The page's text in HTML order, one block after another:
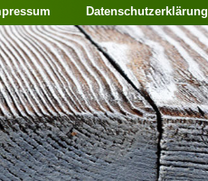
Datenschutzerklärung